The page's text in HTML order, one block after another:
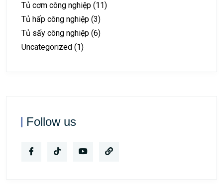
Tủ cơm công nghiệp (11)
Tủ hấp công nghiệp (3)
Tủ sấy công nghiệp (6)
Uncategorized (1)
Follow us